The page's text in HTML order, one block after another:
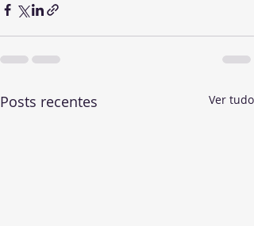
Posts recentes Ver tudo